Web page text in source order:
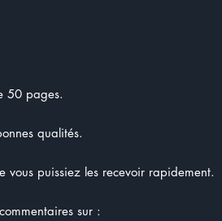
50 pages.
qualités.
vous puissiez les recevoir rapidement.
sur :